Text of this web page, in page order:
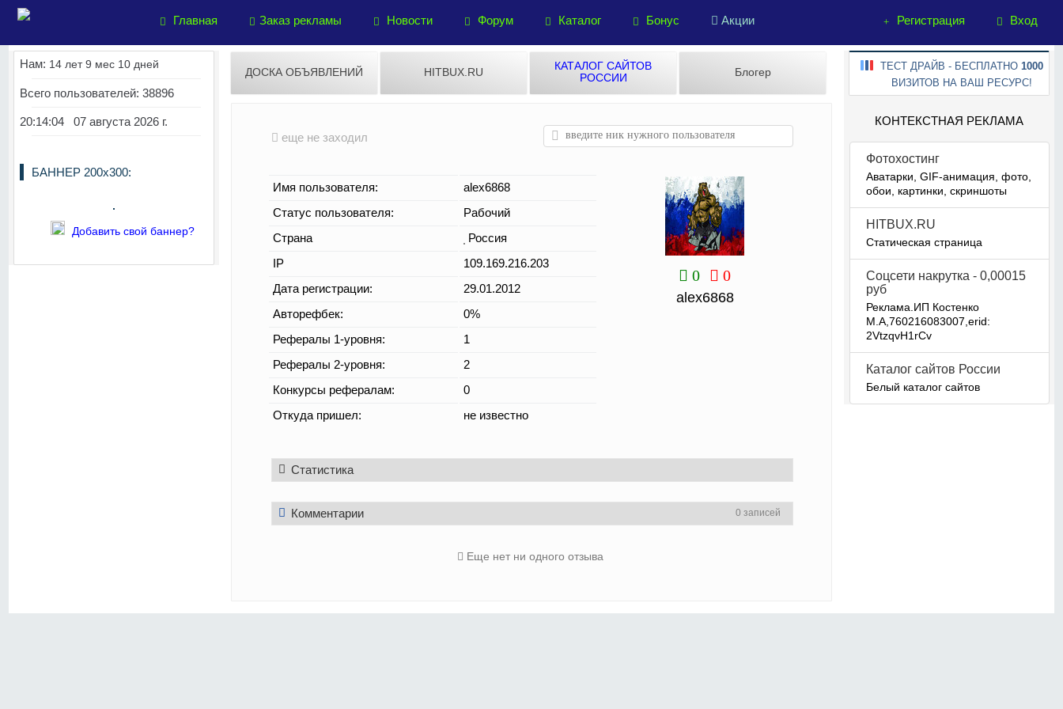
Главная Заказ рекламы Новости Форум Каталог Бонус Акции Вход
Регистрация
Нам: 14 лет 9 мес 10 дней
Всего пользователей: 38896
20:14:05 07 августа 2026 г.
БАННЕР 200х300:
Добавить свой баннер?
ТЕСТ ДРАЙВ - БЕСПЛАТНО 1000
ВИЗИТОВ НА ВАШ РЕСУРС!
КОНТЕКСТНАЯ РЕКЛАМА
Фотохостинг
Аватарки, GIF-анимация, фото,
обои, картинки, скриншоты
HITBUX.RU
Статическая страница
Соцсети накрутка - 0,00015
руб
Реклама.ИП Костенко
М.А,760216083007,erid:
2VtzqvH1rCv
Каталог сайтов России
Белый каталог сайтов
ДОСКА ОБЪЯВЛЕНИЙ HITBUX.RU
КАТАЛОГ САЙТОВ
РОССИИ
Блогер
еще не заходил
0 0
alex6868
Имя пользователя:
alex6868
Статус пользователя:
Рабочий
Страна
Россия
IP
109.169.216.203
Дата регистрации:
29.01.2012
Авторефбек:
0%
Рефералы 1-уровня:
1
Рефералы 2-уровня:
2
Конкурсы рефералам:
0
Откуда пришел:
не известно
Статистика
Комментарии 0 записей
Еще нет ни одного отзыва